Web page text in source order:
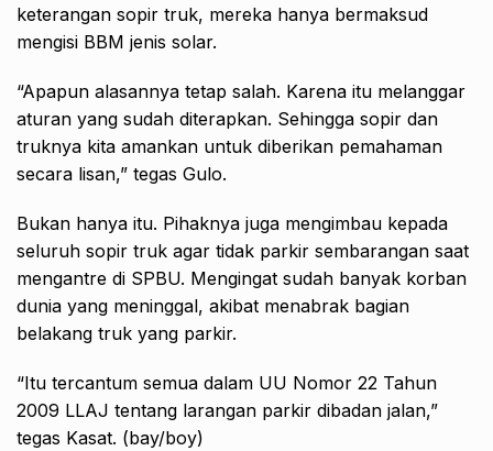
keterangan sopir truk, mereka hanya bermaksud
mengisi BBM jenis solar.
“Apapun alasannya tetap salah. Karena itu melanggar
aturan yang sudah diterapkan. Sehingga sopir dan
truknya kita amankan untuk diberikan pemahaman
secara lisan,” tegas Gulo.
Bukan hanya itu. Pihaknya juga mengimbau kepada
seluruh sopir truk agar tidak parkir sembarangan saat
mengantre di SPBU. Mengingat sudah banyak korban
dunia yang meninggal, akibat menabrak bagian
belakang truk yang parkir.
“Itu tercantum semua dalam UU Nomor 22 Tahun
2009 LLAJ tentang larangan parkir dibadan jalan,”
tegas Kasat. (bay/boy)